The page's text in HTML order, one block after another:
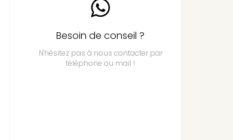
Besoin de conseil ?
N'hésitez pas à nous contacter par
téléphone ou mail !